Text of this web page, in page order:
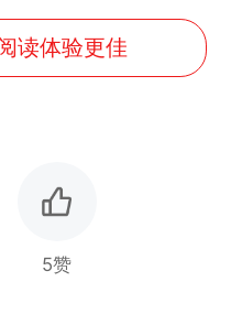
读体验更佳
5赞